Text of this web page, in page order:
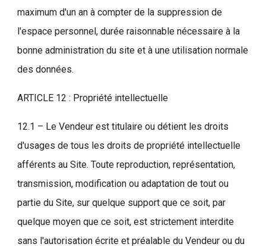
maximum d'un an à compter de la suppression de
l'espace personnel, durée raisonnable nécessaire à la
bonne administration du site et à une utilisation normale
des données.
ARTICLE 12 : Propriété intellectuelle
12.1 – Le Vendeur est titulaire ou détient les droits
d'usages de tous les droits de propriété intellectuelle
afférents au Site. Toute reproduction, représentation,
transmission, modification ou adaptation de tout ou
partie du Site, sur quelque support que ce soit, par
quelque moyen que ce soit, est strictement interdite
sans l'autorisation écrite et préalable du Vendeur ou du